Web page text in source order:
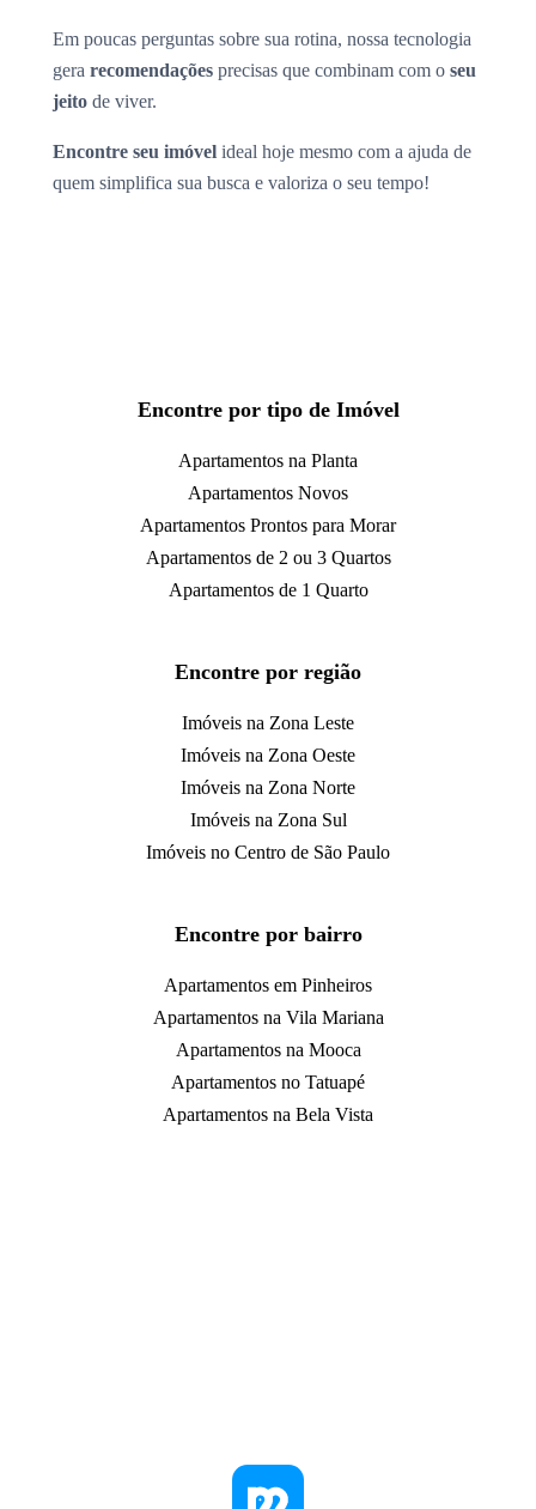
Em poucas perguntas sobre sua rotina, nossa tecnologia
gera recomendações precisas que combinam com o seu
jeito de viver.
Encontre seu imóvel ideal hoje mesmo com a ajuda de
quem simplifica sua busca e valoriza o seu tempo!
Encontre por tipo de Imóvel
Apartamentos na Planta
Apartamentos Novos
Apartamentos Prontos para Morar
Apartamentos de 2 ou 3 Quartos
Apartamentos de 1 Quarto
Encontre por região
Imóveis na Zona Leste
Imóveis na Zona Oeste
Imóveis na Zona Norte
Imóveis na Zona Sul
Imóveis no Centro de São Paulo
Encontre por bairro
Apartamentos em Pinheiros
Apartamentos na Vila Mariana
Apartamentos na Mooca
Apartamentos no Tatuapé
Apartamentos na Bela Vista